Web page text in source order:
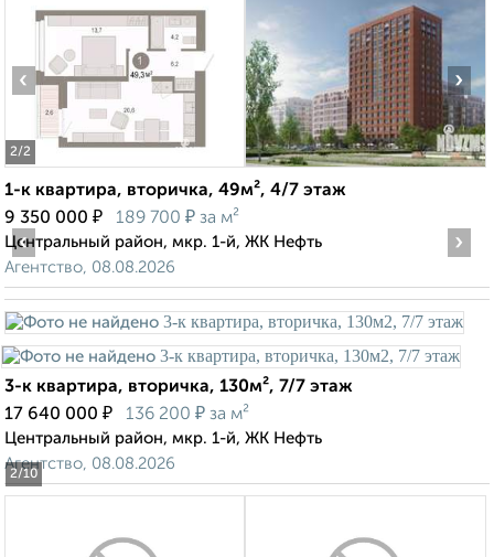
2/2
‹ ›
1-к квартира, вторичка, 49м², 4/7 этаж
9 350 000 ₽ 189 700 ₽ за м²
Центральный район, мкр. 1-й, ЖК Нефть
Агентство, 08.08.2026
2/10
‹ ›
3-к квартира, вторичка, 130м², 7/7 этаж
17 640 000 ₽ 136 200 ₽ за м²
Центральный район, мкр. 1-й, ЖК Нефть
Агентство, 08.08.2026